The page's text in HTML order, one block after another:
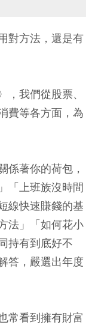
對方法，還是有
我們從股票、
費等各方面，為
係著你的荷包，
「上班族沒時間
線快速賺錢的基
法」「如何花小
持有到底好不
答，嚴選出年度
常看到擁有財富